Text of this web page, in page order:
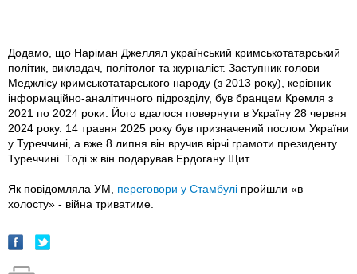
Додамо, що Наріман Джеллял український кримськотатарський
політик, викладач, політолог та журналіст. Заступник голови
Меджлісу кримськотатарського народу (з 2013 року), керівник
інформаційно-аналітичного підрозділу, був бранцем Кремля з
2021 по 2024 роки. Його вдалося повернути в Україну 28 червня
2024 року. 14 травня 2025 року був призначений послом України
у Туреччині, а вже 8 липня він вручив вірчі грамоти президенту
Туреччині. Тоді ж він подарував Ердогану Щит.
Як повідомляла УМ, переговори у Стамбулі пройшли «в
холосту» - війна триватиме.